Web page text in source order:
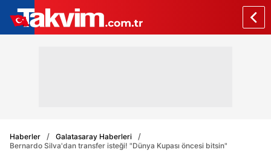
Haberler
Galatasaray Haberleri
Bernardo Silva'dan transfer isteği! "Dünya Kupası öncesi bitsin"